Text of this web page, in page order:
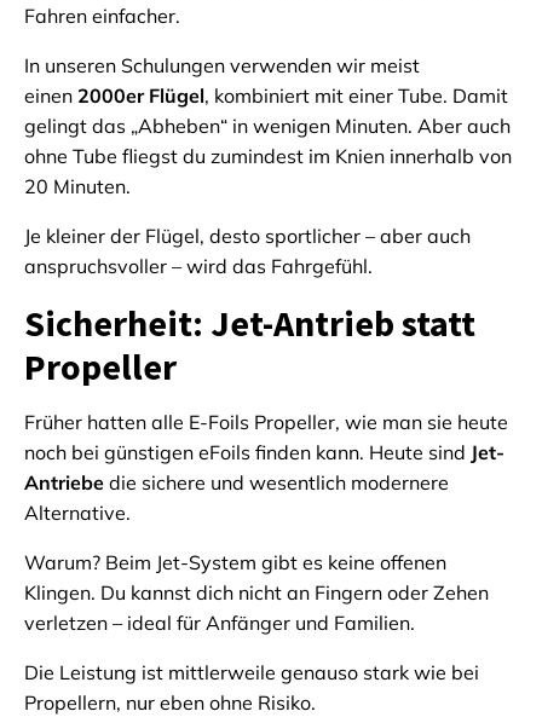
Fahren einfacher.
In unseren Schulungen verwenden wir meist
einen 2000er Flügel, kombiniert mit einer Tube. Damit
gelingt das „Abheben“ in wenigen Minuten. Aber auch
ohne Tube fliegst du zumindest im Knien innerhalb von
20 Minuten.
Je kleiner der Flügel, desto sportlicher – aber auch
anspruchsvoller – wird das Fahrgefühl.
Sicherheit: Jet-Antrieb statt
Propeller
Früher hatten alle E-Foils Propeller, wie man sie heute
noch bei günstigen eFoils finden kann. Heute sind Jet-
Antriebe die sichere und wesentlich modernere
Alternative.
Warum? Beim Jet-System gibt es keine offenen
Klingen. Du kannst dich nicht an Fingern oder Zehen
verletzen – ideal für Anfänger und Familien.
Die Leistung ist mittlerweile genauso stark wie bei
Propellern, nur eben ohne Risiko.